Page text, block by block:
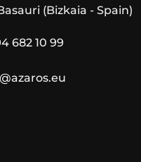
(Bizkaia - Spain)
682 10 99